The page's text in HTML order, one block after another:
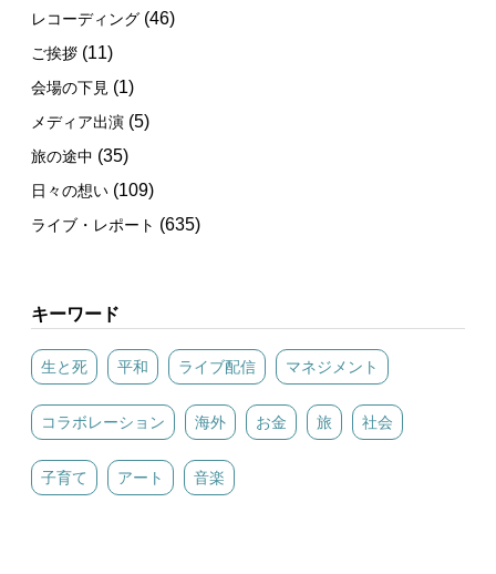
レコーディング (46)
ご挨拶 (11)
会場の下見 (1)
メディア出演 (5)
旅の途中 (35)
日々の想い (109)
ライブ・レポート (635)
キーワード
生と死 平和 ライブ配信 マネジメント
コラボレーション 海外 お金 旅 社会
子育て アート 音楽